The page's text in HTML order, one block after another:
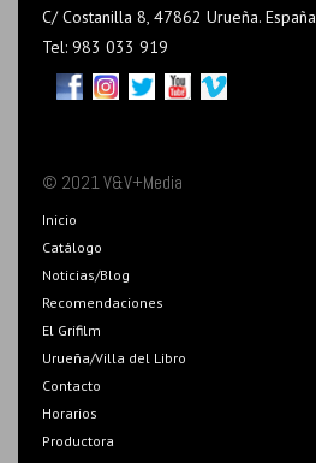
C/ Costanilla 8, 47862 Urueña. España
Tel: 983 033 919
© 2021 V&V+Media
Inicio
Catálogo
Noticias/Blog
Recomendaciones
El Grifilm
Urueña/Villa del Libro
Contacto
Horarios
Productora